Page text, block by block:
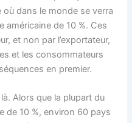
dans le monde se verra
américaine de 10 %. Ces
et non par l’exportateur,
et les consommateurs
en premier.
Alors que la plupart du
de 10 %, environ 60 pays